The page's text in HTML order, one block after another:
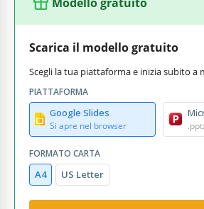
Scarica il modello gratuito
Scegli la tua piattaforma e inizia subito a
PIATTAFORMA
Google Slides
Si apre nel browser
FORMATO CARTA
A4 US Letter